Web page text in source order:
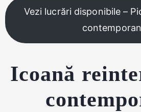
Vezi lucrări disponibile –
Icoană